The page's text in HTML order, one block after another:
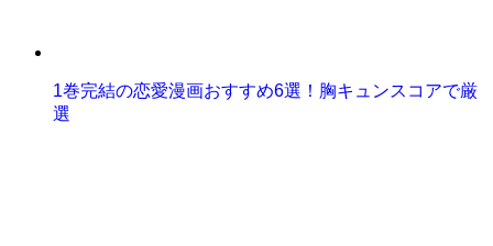
1巻完結の恋愛漫画おすすめ6選！胸キュンスコアで厳
選